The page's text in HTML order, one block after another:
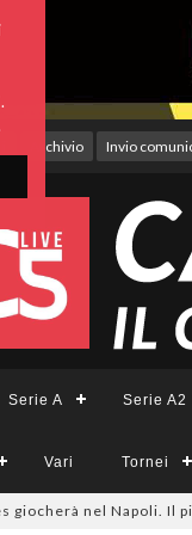
Archivio Invio
Serie A Serie A2
Vari Tornei
nel Napoli. Il